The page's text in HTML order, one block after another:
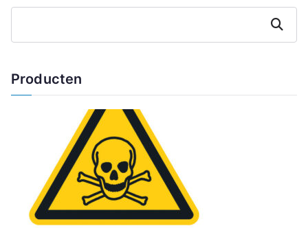
Zoeken
Producten